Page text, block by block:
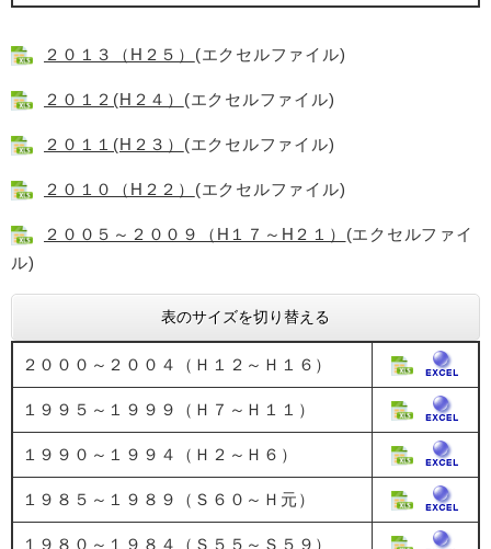
２０１３（H２５） (エクセルファイル)
２０１２(H２４） (エクセルファイル)
２０１１(H２３） (エクセルファイル)
２０１０（H２２） (エクセルファイル)
２００５～２００９（H１７～H２１） (エクセルファイ
ル)
表のサイズを切り替える
２０００～２００４（Ｈ１２～Ｈ１６）
１９９５～１９９９（Ｈ７～Ｈ１１）
１９９０～１９９４（Ｈ２～Ｈ６）
１９８５～１９８９（Ｓ６０～Ｈ元）
１９８０～１９８４（Ｓ５５～Ｓ５９）